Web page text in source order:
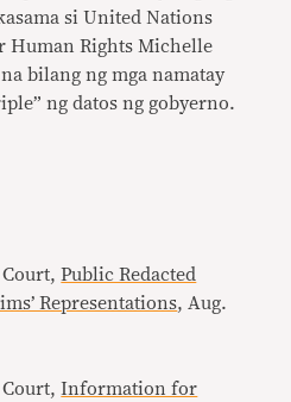
si United Nations
Human Rights Michelle
bilang ng mga namatay
ng datos ng gobyerno.
Court,Public Redacted
Representations, Aug.
Court,Information for